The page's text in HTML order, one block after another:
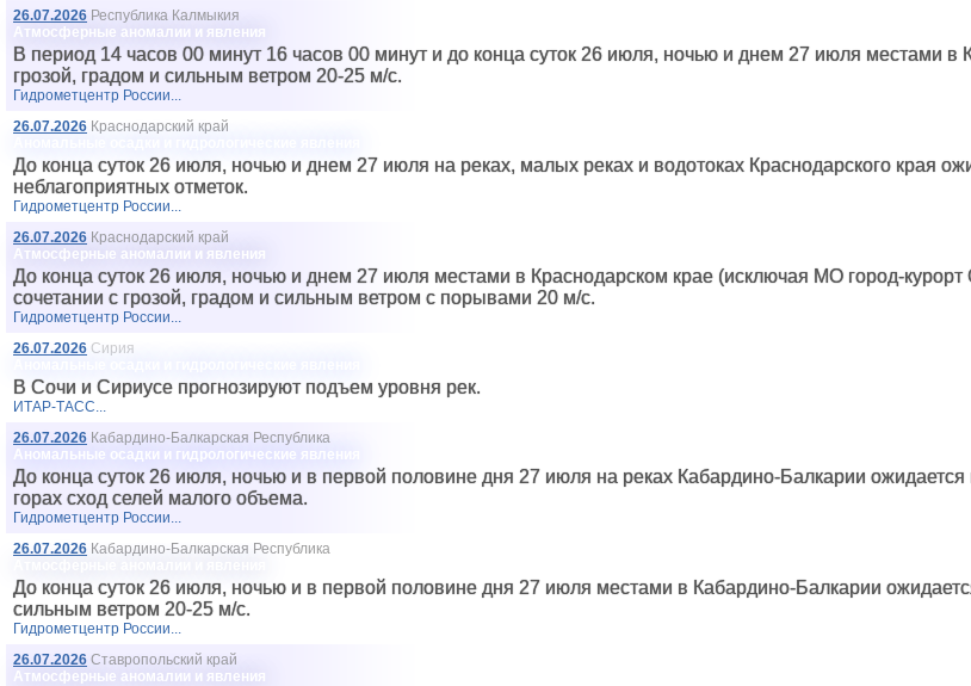
26.07.2026 Республика Калмыкия
Атмосферные аномалии и явления
В период 14 часов 00 минут 16 часов 00 минут и до конца суток 26 июля, ночью и днем 27 июля местами
грозой, градом и сильным ветром 20-25 м/с.
Гидрометцентр России...
26.07.2026 Краснодарский край
До конца суток 26 июля, ночью и днем 27 июля на реках, малых реках и водотоках Краснодарского края
неблагоприятных отметок.
Гидрометцентр России...
26.07.2026 Краснодарский край
Атмосферные аномалии и явления
До конца суток 26 июля, ночью и днем 27 июля местами в Краснодарском крае (исключая МО город-
сочетании с грозой, градом и сильным ветром с порывами 20 м/с.
Гидрометцентр России...
26.07.2026 Сирия
В Сочи и Сириусе прогнозируют подъем уровня рек.
ИТАР-ТАСС...
26.07.2026 Кабардино-Балкарская Республика
Аномальные осадки и гидрологические явления
До конца суток 26 июля, ночью и в первой половине дня 27 июля на реках Кабардино-Балкарии
горах сход селей малого объема.
Гидрометцентр России...
26.07.2026 Кабардино-Балкарская Республика
До конца суток 26 июля, ночью и в первой половине дня 27 июля местами в Кабардино-Балкарии
сильным ветром 20-25 м/с.
Гидрометцентр России...
26.07.2026 Ставропольский край
Атмосферные аномалии и явления